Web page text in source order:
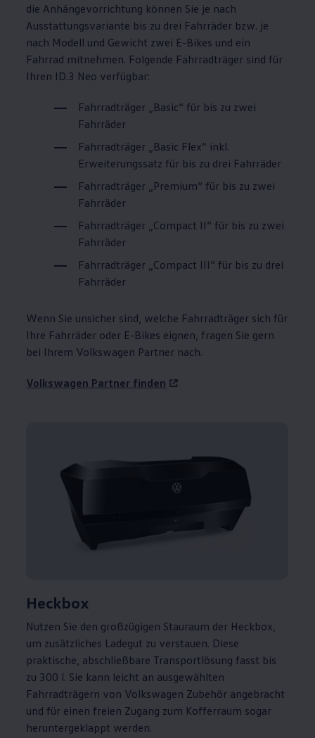
die Anhängevorrichtung können Sie je nach
Ausstattungsvariante bis zu drei Fahrräder bzw. je
nach Modell und Gewicht zwei E-Bikes und ein
Fahrrad mitnehmen. Folgende Fahrradträger sind für
Ihren ID.3 Neo verfügbar:
Fahrradträger „Basic“ für bis zu zwei
Fahrräder
Fahrradträger „Basic Flex“ inkl.
Erweiterungssatz für bis zu drei Fahrräder
Fahrradträger „Premium“ für bis zu zwei
Fahrräder
Fahrradträger „Compact II“ für bis zu zwei
Fahrräder
Fahrradträger „Compact III“ für bis zu drei
Fahrräder
Wenn Sie unsicher sind, welche Fahrradträger sich für
Ihre Fahrräder oder E-Bikes eignen, fragen Sie gern
bei Ihrem Volkswagen Partner nach.
Volkswagen Partner finden
Heckbox
Nutzen Sie den großzügigen Stauraum der Heckbox,
um zusätzliches Ladegut zu verstauen. Diese
praktische, abschließbare Transportlösung fasst bis
zu 300 l. Sie kann leicht an ausgewählten
Fahrradträgern von Volkswagen Zubehör angebracht
und für einen freien Zugang zum Kofferraum sogar
heruntergeklappt werden.